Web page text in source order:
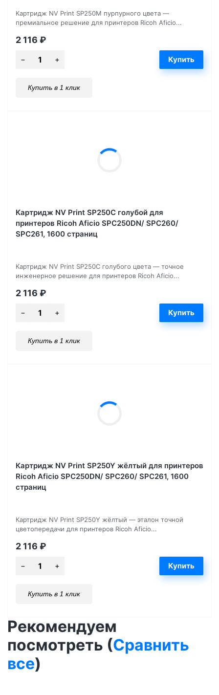
Картридж NV Print SP250M пурпурного цвета —
премиальное решение для принтеров Ricoh Aficio...
2 116 ₽
Купить в 1 клик
Картридж NV Print SP250C голубой для
принтеров Ricoh Aficio SPC250DN/ SPC260/
SPC261, 1600 страниц
Картридж NV Print SP250C голубого цвета — точное
инженерное решение для принтеров Ricoh Aficio...
2 116 ₽
Купить в 1 клик
Картридж NV Print SP250Y жёлтый для принтеров
Ricoh Aficio SPC250DN/ SPC260/ SPC261, 1600
страниц
Картридж NV Print SP250Y жёлтый — эталон точной
цветопередачи для принтеров Ricoh Aficio...
2 116 ₽
Купить в 1 клик
Рекомендуем
посмотреть (Сравнить
все)